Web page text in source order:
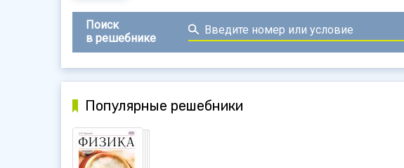
Поиск
в решебнике
Популярные решебники